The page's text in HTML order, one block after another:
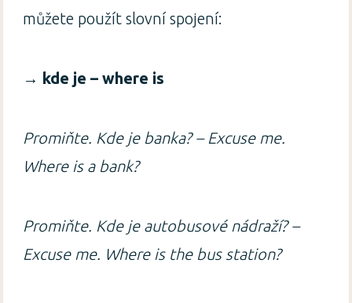
můžete použít slovní spojení:
→ kde je – where is
Promiňte. Kde je banka? – Excuse me.
Where is a bank?
Promiňte. Kde je autobusové nádraží? –
Excuse me. Where is the bus station?